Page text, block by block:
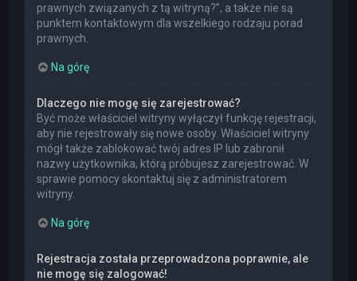
prawnych związanych z tą witryną?”, a także nie są
punktem kontaktowym dla wszelkiego rodzaju porad
prawnych.
Na górę
Dlaczego nie mogę się zarejestrować?
Być może właściciel witryny wyłączył funkcję rejestracji,
aby nie rejestrowały się nowe osoby. Właściciel witryny
mógł także zablokować twój adres IP lub zabronił
nazwy użytkownika, którą próbujesz zarejestrować. W
sprawie pomocy skontaktuj się z administratorem
witryny.
Na górę
Rejestracja została przeprowadzona poprawnie, ale
nie mogę się zalogować!